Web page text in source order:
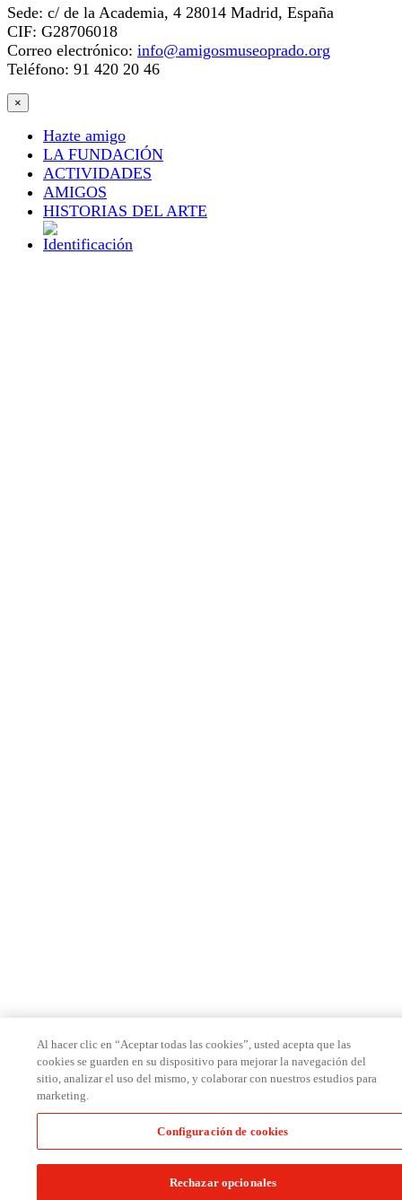
Sede: c/ de la Academia, 4 28014 Madrid, España
CIF: G28706018
Correo electrónico: info@amigosmuseoprado.org
Teléfono: 91 420 20 46
×
Hazte amigo
LA FUNDACIÓN
ACTIVIDADES
AMIGOS
HISTORIAS DEL ARTE
Al hacer clic en “Aceptar todas las cookies”, usted acepta que las
cookies se guarden en su dispositivo para mejorar la navegación del
sitio, analizar el uso del mismo, y colaborar con nuestros estudios para
marketing.
Configuración de cookies
Rechazar opcionales